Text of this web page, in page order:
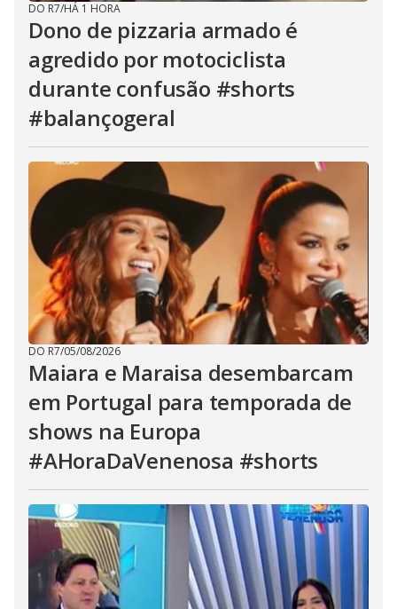
DO R7/HÁ 1 HORA
Dono de pizzaria armado é
agredido por motociclista
durante confusão #shorts
#balançogeral
DO R7/05/08/2026
Maiara e Maraisa desembarcam
em Portugal para temporada de
shows na Europa
#AHoraDaVenenosa #shorts